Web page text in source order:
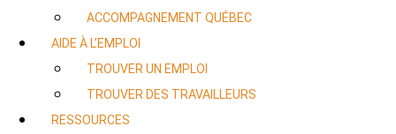
ACCOMPAGNEMENT QUÉBEC
AIDE À L’EMPLOI
TROUVER UN EMPLOI
TROUVER DES TRAVAILLEURS
RESSOURCES